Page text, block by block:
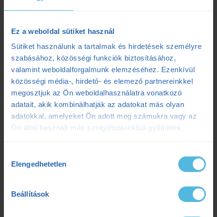
Ez a weboldal sütiket használ
Sütiket használunk a tartalmak és hirdetések személyre
szabásához, közösségi funkciók biztosításához,
valamint weboldalforgalmunk elemzéséhez. Ezenkívül
közösségi média-, hirdető- és elemező partnereinkkel
megosztjuk az Ön weboldalhasználatra vonatkozó
adatait, akik kombinálhatják az adatokat más olyan
adatokkal, amelyeket Ön adott meg számukra vagy az
Ön által használt más szolgáltatásokból gyűjtöttek.
kiválasztása
Elengedhetetlen
Beállítások
kívül hagynak
2025.07.08.
Szenvedés vagy siker? Egy adat elárulja a maratonod kimenetelét
2025.07.07.
Ultrabalaton 2025: Csengő István sikeres egyéni teljesítése
2025.05.06.
Címkék
Dezső Dana edzés